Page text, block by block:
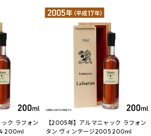
ク ラフォン
200ml
【2005年】アルマニャック ラフォン
タン ヴィンテージ2005 200ml